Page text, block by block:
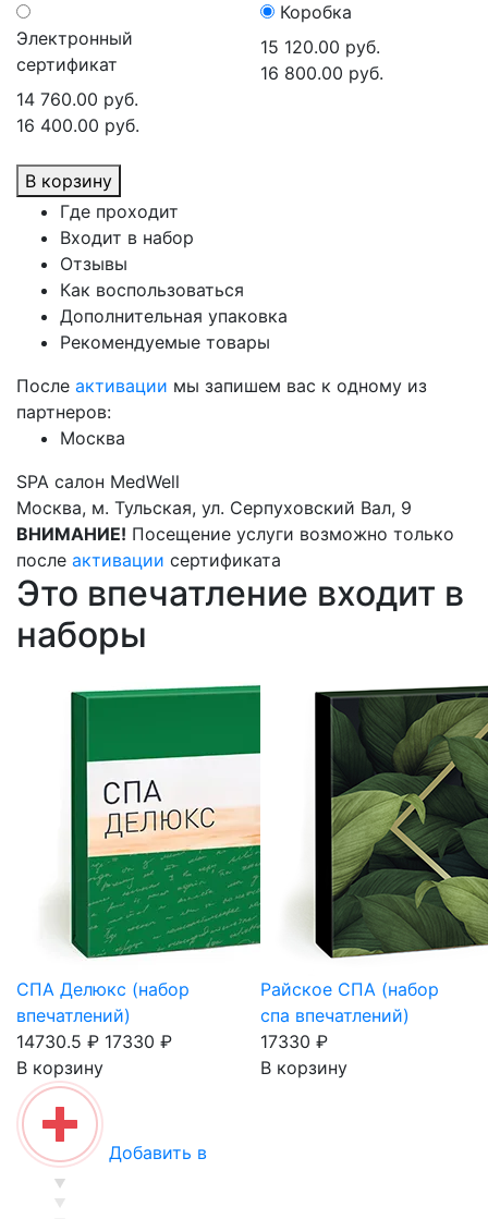
Электронный
сертификат
14 760.00 руб.
16 400.00 руб.
Коробка
15 120.00 руб.
16 800.00 руб.
В корзину
Где проходит
Входит в набор
Отзывы
Как воспользоваться
Дополнительная упаковка
Рекомендуемые товары
После активации мы запишем вас к одному из
партнеров:
Москва
SPA салон MedWell
Москва, м. Тульская, ул. Серпуховский Вал, 9
ВНИМАНИЕ! Посещение услуги возможно только
после активации сертификата
Это впечатление входит в
наборы
СПА Делюкс (набор
впечатлений)
14730.5 ₽ 17330 ₽
В корзину
Райское СПА (набор
спа впечатлений)
17330 ₽
В корзину
Добавить в